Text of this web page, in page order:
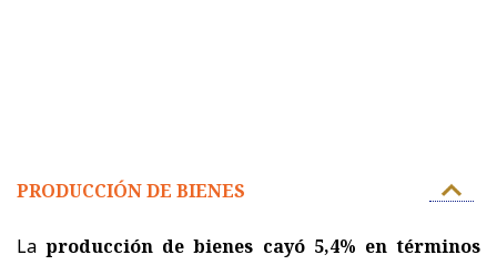
PRODUCCIÓN DE BIENES
Laproducción de bienes cayó 5,4% en términos